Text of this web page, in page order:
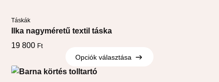
Táskák
Ilka nagyméretű textil táska
19 800 Ft
Opciók választása
Opciók választása